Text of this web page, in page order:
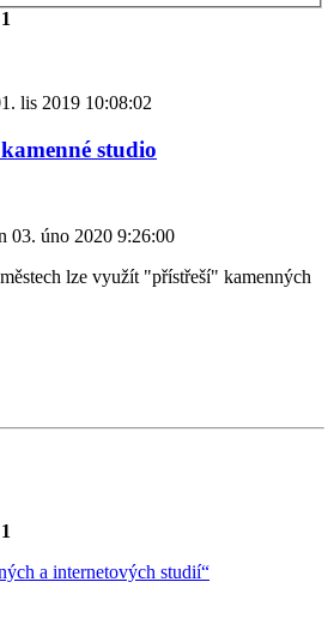
1
lis 2019 10:08:02
studio
03. úno 2020 9:26:00
lze využít "přístřeší" kamenných
1
a internetových studií“